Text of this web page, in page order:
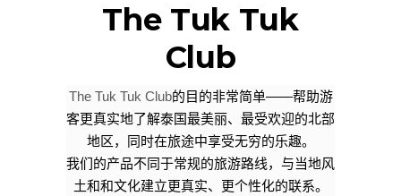
The Tuk Tuk
Club
The Tuk Tuk Club的目的非常简单——帮助游
客更真实地了解泰国最美丽、最受欢迎的北部
地区，同时在旅途中享受无穷的乐趣。
我们的产品不同于常规的旅游路线，与当地风
土和和文化建立更真实、更个性化的联系。